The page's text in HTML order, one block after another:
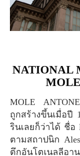
NATIONAL MUSEUM OF CINEMA &
MOLE ANTONELLIANA หรือตึกอันโตเนลลีอานา
ถูกสร้างขึ้นเมื่อปี
รินเลยก็ว่าได้ ชื่อ
ตามสถาปนิก
ตึกอันโตเนลลีอา